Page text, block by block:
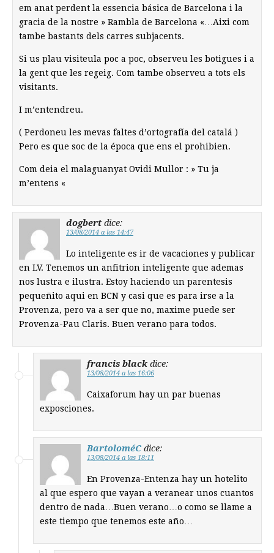
em anat perdent la essencia básica de Barcelona i la
gracia de la nostre » Rambla de Barcelona «…Aixi com
tambe bastants dels carres subjacents.
Si us plau visiteula poc a poc, observeu les botigues i a
la gent que les regeig. Com tambe observeu a tots els
visitants.
I m’entendreu.
( Perdoneu les mevas faltes d’ortografía del catalá )
Pero es que soc de la época que ens el prohibien.
Com deia el malaguanyat Ovidi Mullor : » Tu ja
m’entens «
dogbert dice:
13/08/2014 a las 14:47
Lo inteligente es ir de vacaciones y publicar
en LV. Tenemos un anfitrion inteligente que ademas
nos lustra e ilustra. Estoy haciendo un parentesis
pequeñito aqui en BCN y casi que es para irse a la
Provenza, pero va a ser que no, maxime puede ser
Provenza-Pau Claris. Buen verano para todos.
francis black dice:
13/08/2014 a las 16:06
Caixaforum hay un par buenas
exposciones.
BartoloméC dice:
13/08/2014 a las 18:11
En Provenza-Entenza hay un hotelito
al que espero que vayan a veranear unos cuantos
dentro de nada…Buen verano…o como se llame a
este tiempo que tenemos este año…